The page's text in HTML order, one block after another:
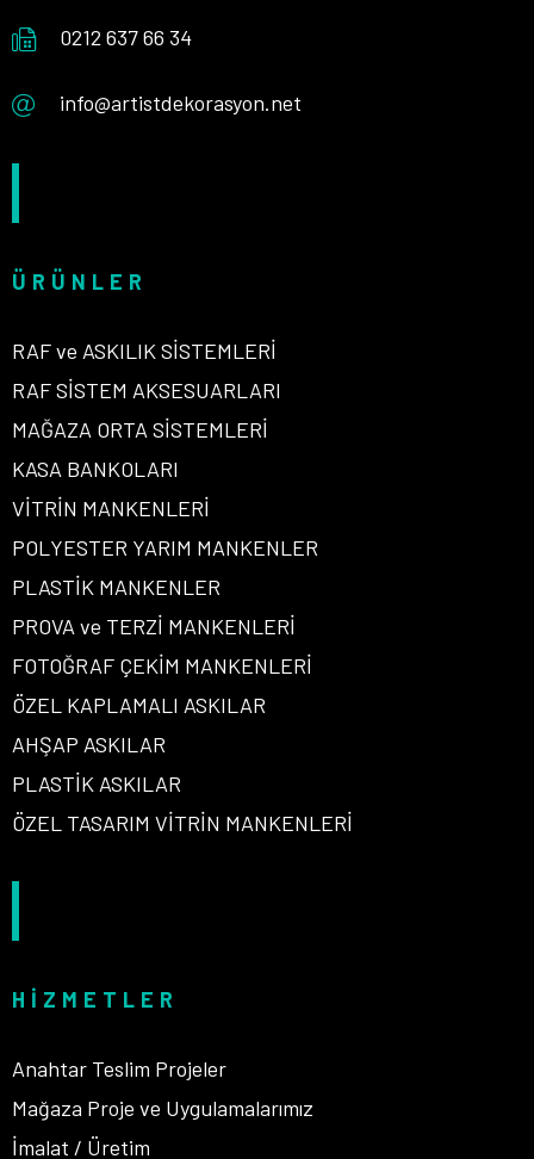
0212 637 66 34
info@artistdekorasyon.net
ÜRÜNLER
RAF ve ASKILIK SİSTEMLERİ
RAF SİSTEM AKSESUARLARI
MAĞAZA ORTA SİSTEMLERİ
KASA BANKOLARI
VİTRİN MANKENLERİ
POLYESTER YARIM MANKENLER
PLASTİK MANKENLER
PROVA ve TERZİ MANKENLERİ
FOTOĞRAF ÇEKİM MANKENLERİ
ÖZEL KAPLAMALI ASKILAR
AHŞAP ASKILAR
PLASTİK ASKILAR
ÖZEL TASARIM VİTRİN MANKENLERİ
HIZMETLER
Anahtar Teslim Projeler
Mağaza Proje ve Uygulamalarımız
İmalat / Üretim